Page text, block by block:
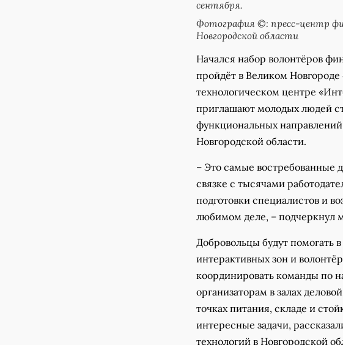
сентября.
Фотография ©: пресс-центр
Новгородской области
Начался набор волонтёров
пройдёт в Великом
технологическом центре
приглашают молодых людей
функциональных
Новгородской области.
– Это самые востребованные
связке с тысячами
подготовки специалистов и
любимом деле, – подчеркнул
Добровольцы будут помогать
интерактивных зон и
координировать команды по
организаторам в залах
точках питания, складе и
интересные задачи,
технологий в Новгородской